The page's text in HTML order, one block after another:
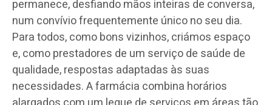
permanece, desfiando mãos inteiras de conversa,
num convívio frequentemente único no seu dia.
Para todos, como bons vizinhos, criámos espaço
e, como prestadores de um serviço de saúde de
qualidade, respostas adaptadas às suas
necessidades. A farmácia combina horários